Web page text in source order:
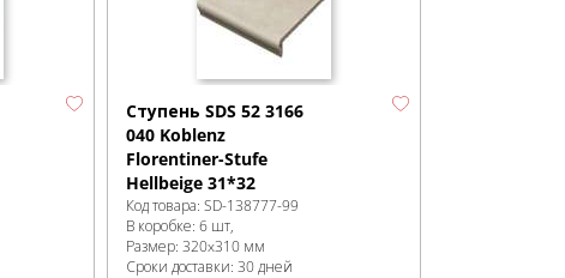
Ступень SDS 52 3166
040 Koblenz
Florentiner-Stufe
Hellbeige 31*32
Код товара: SD-138777-99
В коробке: 6 шт,
Размер: 320x310 мм
Сроки доставки: 30 дней